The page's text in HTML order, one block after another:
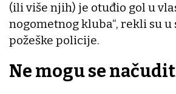
(ili više njih) je otuđio gol u
nogometnog kluba“, rekli su u
požeške policije.
Ne mogu se